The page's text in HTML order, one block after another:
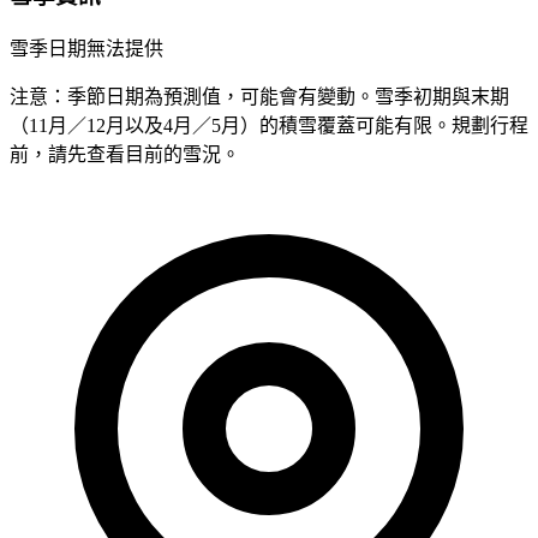
雪季日期無法提供
注意：季節日期為預測值，可能會有變動。雪季初期與末期
（11月／12月以及4月／5月）的積雪覆蓋可能有限。規劃行程
前，請先查看目前的雪況。